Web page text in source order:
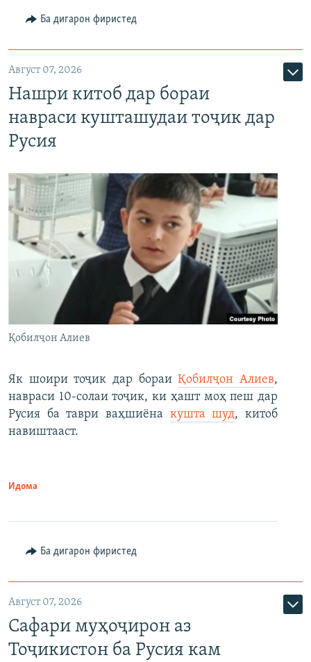
Ба дигарон фиристед
Август 07, 2026
Нашри китоб дар бораи
навраси кушташудаи тоҷик дар
Русия
Қобилҷон Алиев
Як шоири тоҷик дар бораиҚобилҷон Алиев,
навраси 10-солаи тоҷик, ки ҳашт моҳ пеш дар
Русия ба таври ваҳшиёна кушта шуд, китоб
навиштааст.
Идома
Ба дигарон фиристед
Август 07, 2026
Сафари муҳоҷирон аз
Тоҷикистон ба Русия кам